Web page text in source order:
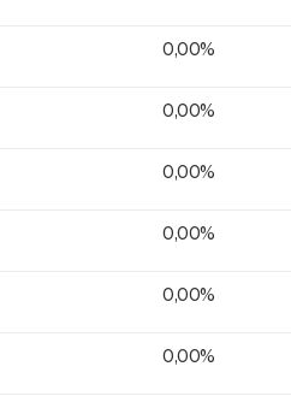
0,00%
0,00%
0,00%
0,00%
0,00%
0,00%